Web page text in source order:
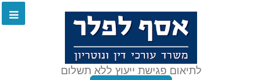
לתיאום פגישת ייעוץ ללא תשלום